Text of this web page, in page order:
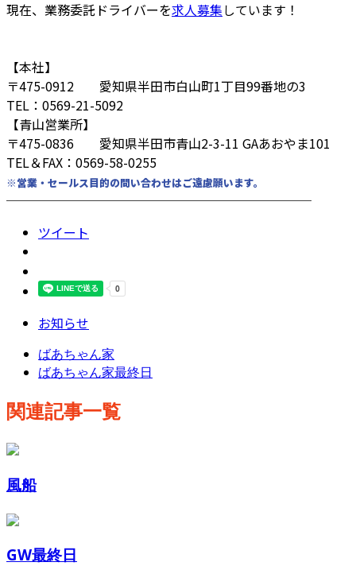
現在、業務委託ドライバーを求人募集しています！
【本社】
〒475-0912 愛知県半田市白山町1丁目99番地の3
TEL：0569-21-5092
【青山営業所】
〒475-0836 愛知県半田市青山2-3-11 GAあおやま101
TEL＆FAX：0569-58-0255
※営業・セールス目的の問い合わせはご遠慮願います。
────────────────────────
ツイート
お知らせ
ばあちゃん家
ばあちゃん家最終日
関連記事一覧
風船
GW最終日